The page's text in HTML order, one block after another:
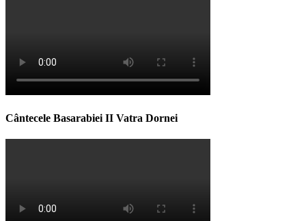
Cântecele Basarabiei II Vatra Dornei